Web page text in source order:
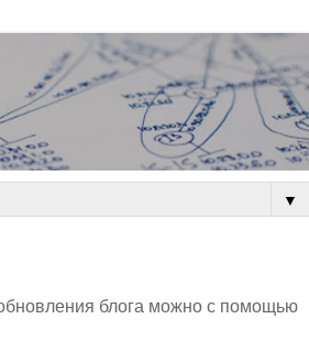
▼
блога можно с помощью